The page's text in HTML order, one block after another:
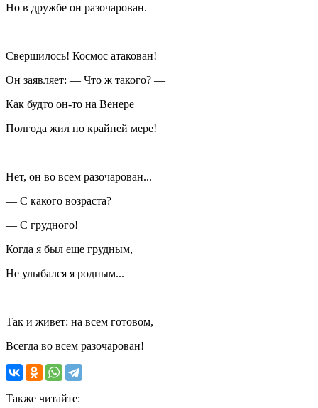
Но в дружбе он разочарован.
Свершилось! Космос атакован!
Он заявляет: — Что ж такого? —
Как будто он-то на Венере
Полгода жил по крайней мере!
Нет, он во всем разочарован...
— С какого возраста?
— С грудного!
Когда я был еще грудным,
Не улыбался я родным...
Так и живет: на всем готовом,
Всегда во всем разочарован!
Также читайте: